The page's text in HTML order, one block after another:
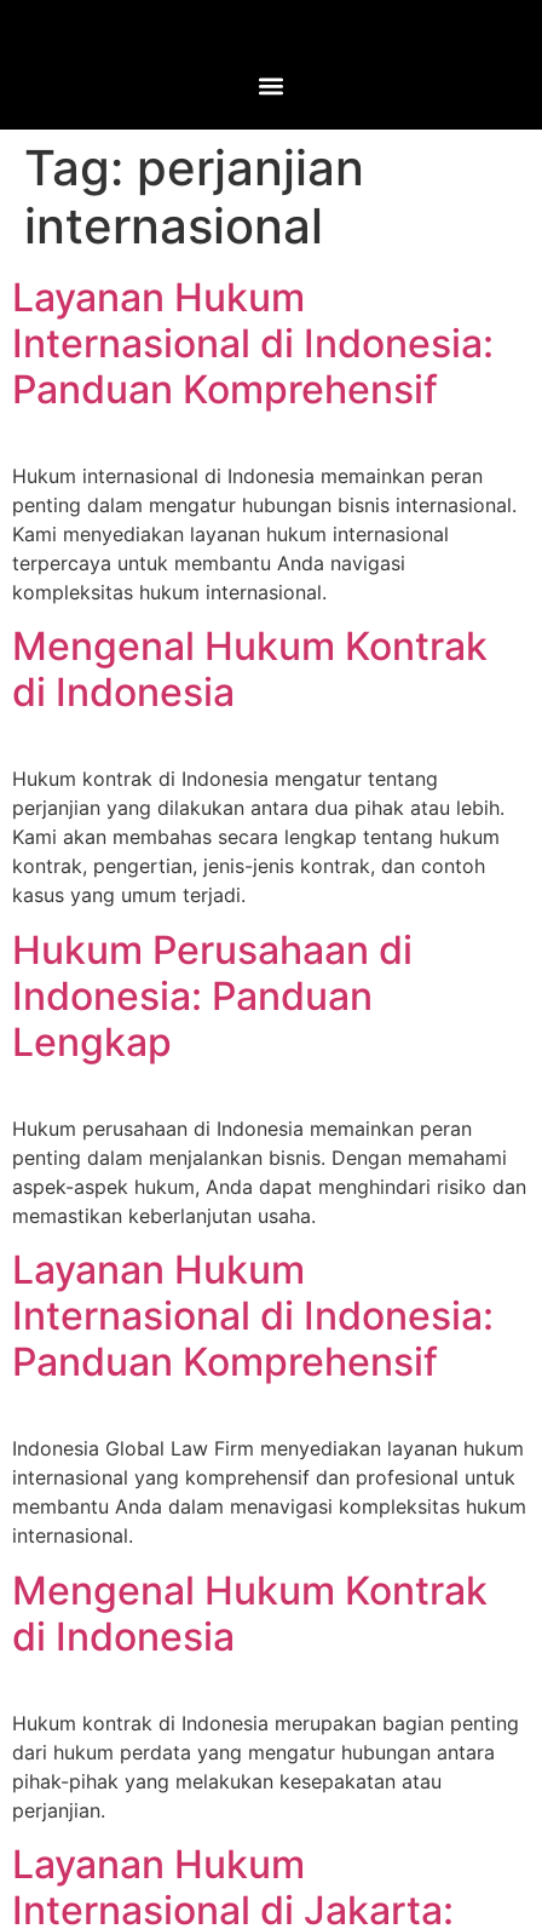
Tag: perjanjian
internasional
Layanan Hukum
Internasional di Indonesia:
Panduan Komprehensif
Hukum internasional di Indonesia memainkan peran
penting dalam mengatur hubungan bisnis internasional.
Kami menyediakan layanan hukum internasional
terpercaya untuk membantu Anda navigasi
kompleksitas hukum internasional.
Mengenal Hukum Kontrak
di Indonesia
Hukum kontrak di Indonesia mengatur tentang
perjanjian yang dilakukan antara dua pihak atau lebih.
Kami akan membahas secara lengkap tentang hukum
kontrak, pengertian, jenis-jenis kontrak, dan contoh
kasus yang umum terjadi.
Hukum Perusahaan di
Indonesia: Panduan
Lengkap
Hukum perusahaan di Indonesia memainkan peran
penting dalam menjalankan bisnis. Dengan memahami
aspek-aspek hukum, Anda dapat menghindari risiko dan
memastikan keberlanjutan usaha.
Layanan Hukum
Internasional di Indonesia:
Panduan Komprehensif
Indonesia Global Law Firm menyediakan layanan hukum
internasional yang komprehensif dan profesional untuk
membantu Anda dalam menavigasi kompleksitas hukum
internasional.
Mengenal Hukum Kontrak
di Indonesia
Hukum kontrak di Indonesia merupakan bagian penting
dari hukum perdata yang mengatur hubungan antara
pihak-pihak yang melakukan kesepakatan atau
perjanjian.
Layanan Hukum
Internasional di Jakarta: